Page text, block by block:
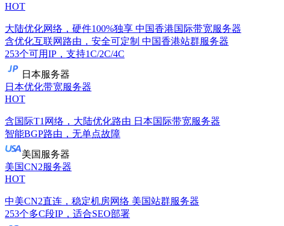
HOT
大陆优化网络，硬件100%独享 中国香港国际带宽服务器
含优化互联网路由，安全可定制 中国香港站群服务器
253个可用IP，支持1C/2C/4C
日本服务器
日本优化带宽服务器
HOT
含国际T1网络，大陆优化路由 日本国际带宽服务器
智能BGP路由，无单点故障
美国服务器
美国CN2服务器
HOT
中美CN2直连，稳定机房网络 美国站群服务器
253个多C段IP，适合SEO部署